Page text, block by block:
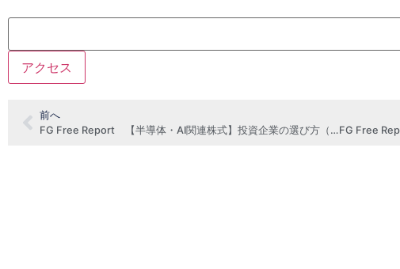
前へ
FG Free Report 【半導体・AI関連株式】投資企業の選び方（2月5日号抜粋）